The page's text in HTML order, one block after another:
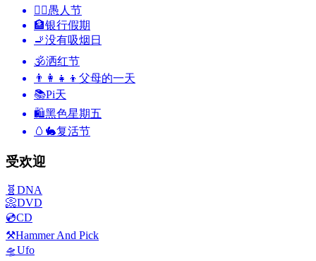
🙆‍♂️愚人节
🏦银行假期
🚬没有吸烟日
🕉洒红节
👨‍👩‍👧‍👦 父母的一天
📚Pi天
🛍黑色星期五
🥚🐇复活节
受欢迎
🧬 DNA
📀DVD
💿CD
⚒️Hammer And Pick
🛸Ufo